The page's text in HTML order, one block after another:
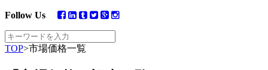
Follow Us
TOP>市場価格一覧